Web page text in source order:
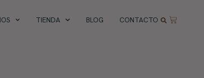
TIENDA BLOG CONTACTO